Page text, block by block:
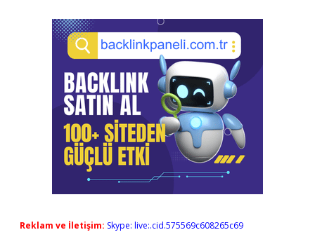
Reklam ve İletişim: Skype: live:.cid.575569c608265c69